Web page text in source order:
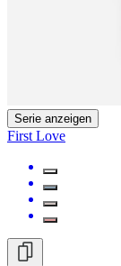
Serie anzeigen
First Love